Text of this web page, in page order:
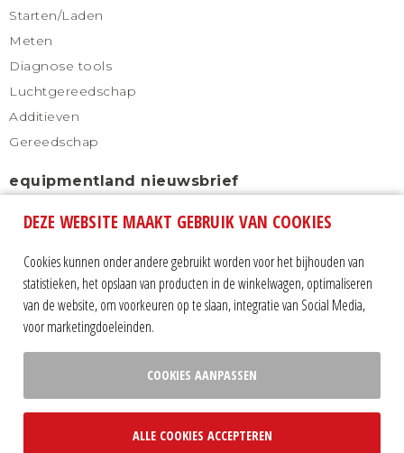
Starten/Laden
Meten
Diagnose tools
Luchtgereedschap
Additieven
Gereedschap
equipmentland nieuwsbrief
Schrijf u in voor onze nieuwsbrief en blijf altijd
automatisch op de hoogte.
Volg ons op:
DEZE WEBSITE MAAKT GEBRUIK VAN COOKIES
Cookies kunnen onder andere gebruikt worden voor het bijhouden van
statistieken, het opslaan van producten in de winkelwagen, optimaliseren
van de website, om voorkeuren op te slaan, integratie van Social Media,
voor marketingdoeleinden.
COOKIES AANPASSEN
ALLE COOKIES ACCEPTEREN